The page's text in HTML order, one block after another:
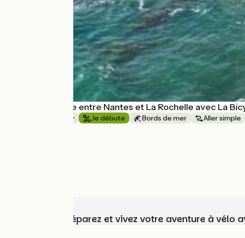
La Vélodyssée entre Nantes et La Rochelle avec La
1 semaine et + Je débute Bords de mer Aller simple
Choisissez, préparez et vivez votre aventure à vélo